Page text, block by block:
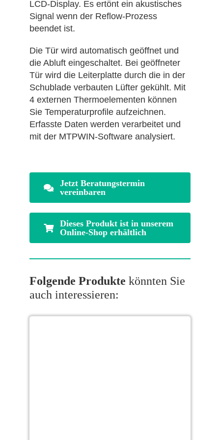
LCD-Display. Es ertönt ein akustisches
Signal wenn der Reflow-Prozess
beendet ist.
Die Tür wird automatisch geöffnet und
die Abluft eingeschaltet. Bei geöffneter
Tür wird die Leiterplatte durch die in der
Schublade verbauten Lüfter gekühlt. Mit
4 externen Thermoelementen können
Sie Temperaturprofile aufzeichnen.
Erfasste Daten werden verarbeitet und
mit der MTPWIN-Software analysiert.
Jetzt Beratungstermin
vereinbaren
Dieses Produkt ist in unserem
Online-Shop erhältlich
Folgende Produkte könnten Sie
auch interessieren: